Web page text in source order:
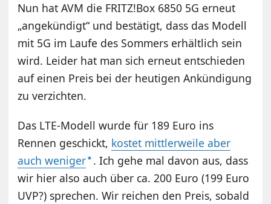
Nun hat AVM die FRITZ!Box 6850 5G erneut
„angekündigt“ und bestätigt, dass das Modell
mit 5G im Laufe des Sommers erhältlich sein
wird. Leider hat man sich erneut entschieden
auf einen Preis bei der heutigen Ankündigung
zu verzichten.
Das LTE-Modell wurde für 189 Euro ins
Rennen geschickt, kostet mittlerweile aber
auch weniger . Ich gehe mal davon aus, dass
wir hier also auch über ca. 200 Euro (199 Euro
UVP?) sprechen. Wir reichen den Preis, sobald